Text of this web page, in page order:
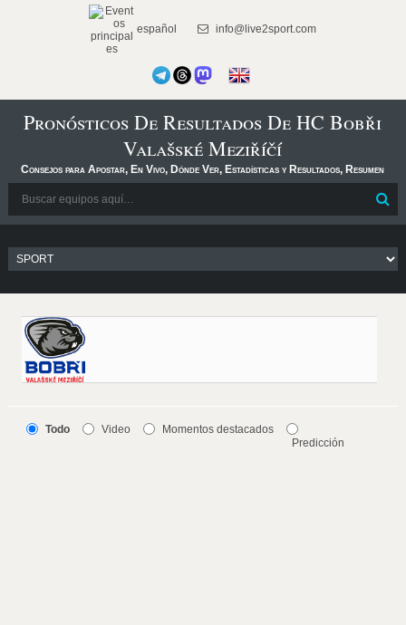
español info@live2sport.com
Pronósticos De Resultados De HC Bobři
Valašské Meziříčí
Consejos para Apostar, En Vivo, Dónde Ver, Estadísticas y Resultados, Resumen
Todo Video
Momentos destacados
Predicción